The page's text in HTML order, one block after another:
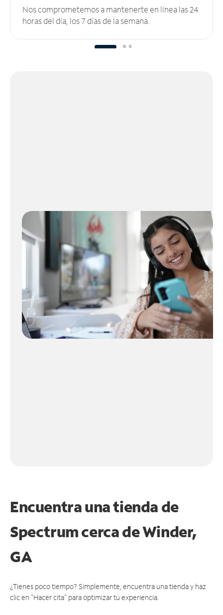
Nos comprometemos a mantenerte en línea las 24
horas del día, los 7 días de la semana.
Encuentra una tienda de
Spectrumcerca de Winder,
GA
¿Tienes poco tiempo? Simplemente, encuentra una tienda y haz
clic en "Hacer cita" para optimizar tu experiencia.